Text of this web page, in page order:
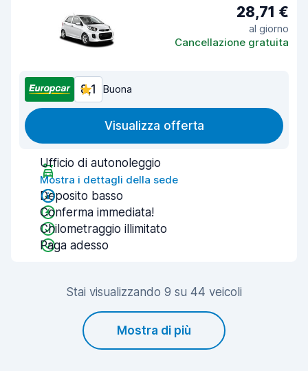
28,71 €
al giorno
Cancellazione gratuita
8,1 Buona
Visualizza offerta
Ufficio di autonoleggio
Mostra i dettagli della sede
Deposito basso
Conferma immediata!
Chilometraggio illimitato
Paga adesso
Stai visualizzando 9 su 44 veicoli
Mostra di più